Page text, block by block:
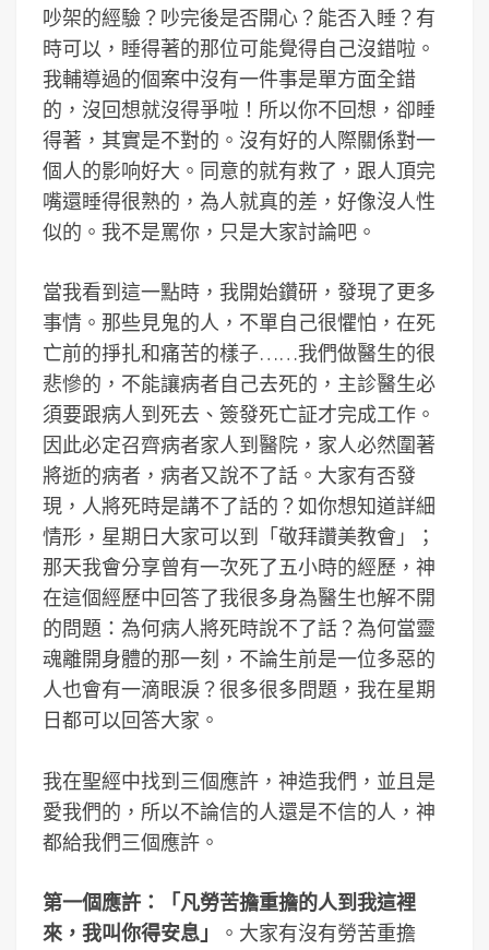
吵架的經驗？吵完後是否開心？能否入睡？有
時可以，睡得著的那位可能覺得自己沒錯啦。
我輔導過的個案中沒有一件事是單方面全錯
的，沒回想就沒得爭啦！所以你不回想，卻睡
得著，其實是不對的。沒有好的人際關係對一
個人的影响好大。同意的就有救了，跟人頂完
嘴還睡得很熟的，為人就真的差，好像沒人性
似的。我不是罵你，只是大家討論吧。
當我看到這一點時，我開始鑽研，發現了更多
事情。那些見鬼的人，不單自己很懼怕，在死
亡前的掙扎和痛苦的樣子……我們做醫生的很
悲慘的，不能讓病者自己去死的，主診醫生必
須要跟病人到死去、簽發死亡証才完成工作。
因此必定召齊病者家人到醫院，家人必然圍著
將逝的病者，病者又說不了話。大家有否發
現，人將死時是講不了話的？如你想知道詳細
情形，星期日大家可以到「敬拜讚美教會」；
那天我會分享曾有一次死了五小時的經歷，神
在這個經歷中回答了我很多身為醫生也解不開
的問題：為何病人將死時說不了話？為何當靈
魂離開身體的那一刻，不論生前是一位多惡的
人也會有一滴眼淚？很多很多問題，我在星期
日都可以回答大家。
我在聖經中找到三個應許，神造我們，並且是
愛我們的，所以不論信的人還是不信的人，神
都給我們三個應許。
第一個應許：「凡勞苦擔重擔的人到我這裡
來，我叫你得安息」
。大家有沒有勞苦重擔